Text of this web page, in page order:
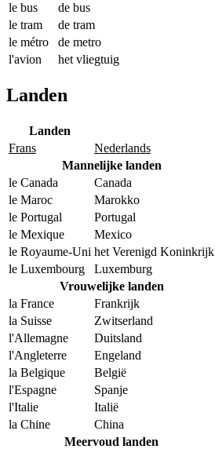
le bus
de bus
le tram
de tram
le métro
de metro
l'avion
het vliegtuig
Landen
Landen
Frans
Nederlands
Mannelijke landen
le Canada
Canada
le Maroc
Marokko
le Portugal
Portugal
le Mexique
Mexico
le Royaume-Uni het Verenigd Koninkrijk
le Luxembourg
Luxemburg
Vrouwelijke landen
la France
Frankrijk
la Suisse
Zwitserland
l'Allemagne
Duitsland
l'Angleterre
Engeland
la Belgique
België
l'Espagne
Spanje
l'Italie
Italië
la Chine
China
Meervoud landen